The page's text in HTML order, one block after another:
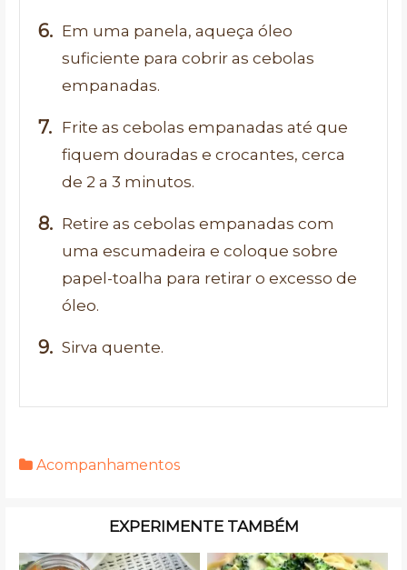
Em uma panela, aqueça óleo
suficiente para cobrir as cebolas
empanadas.
Frite as cebolas empanadas até que
fiquem douradas e crocantes, cerca
de 2 a 3 minutos.
Retire as cebolas empanadas com
uma escumadeira e coloque sobre
papel-toalha para retirar o excesso de
óleo.
Sirva quente.
Acompanhamentos
EXPERIMENTE TAMBÉM